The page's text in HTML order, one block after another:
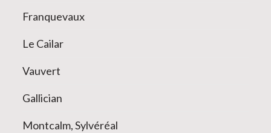
Franquevaux
Le Cailar
Vauvert
Gallician
Montcalm, Sylvéréal